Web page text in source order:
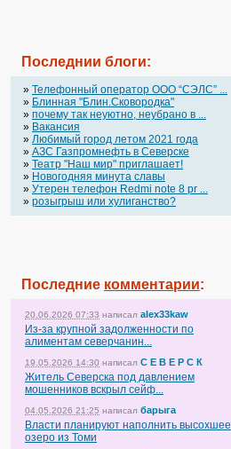
Последнии блоги:
» Телефонный оператор OOO “СЭЛС” ...
» Блинная "Блин.Сковородка"
» почему так неуютно, неубрано в ...
» Вакансия
» Любимый город летом 2021 года
» АЗС Газпромнефть в Северске
» Театр "Наш мир" приглашает!
» Новогодняя минута славы
» Утерен телефон Redmi note 8 pr ...
» розыгрыш или хулиганство?
Последние комментарии:
20.06.2026 07:33 написал alex33kaw
Из-за крупной задолженности по
алиментам северчанин...
19.05.2026 14:30 написал С Е В Е Р С К
Житель Северска под давлением
мошенников вскрыл сейф...
04.05.2026 21:25 написал барыга
Власти планируют наполнить высохшее
озеро из Томи